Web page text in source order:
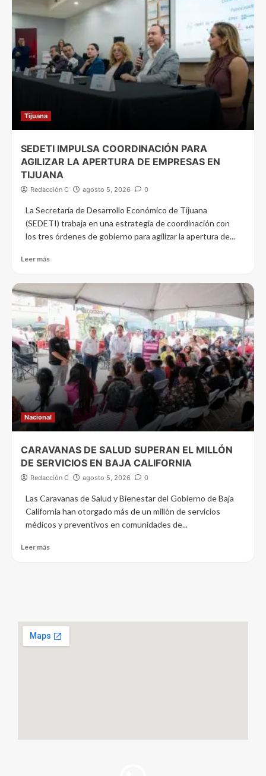
Tijuana
SEDETI IMPULSA COORDINACIÓN PARA
AGILIZAR LA APERTURA DE EMPRESAS EN
TIJUANA
Redacción C agosto 5, 2026 0
La Secretaría de Desarrollo Económico de Tijuana
(SEDETI) trabaja en una estrategia de coordinación con
los tres órdenes de gobierno para agilizar la apertura de...
Leer más
Nacional
CARAVANAS DE SALUD SUPERAN EL MILLÓN
DE SERVICIOS EN BAJA CALIFORNIA
Redacción C agosto 5, 2026 0
Las Caravanas de Salud y Bienestar del Gobierno de Baja
California han otorgado más de un millón de servicios
médicos y preventivos en comunidades de...
Leer más